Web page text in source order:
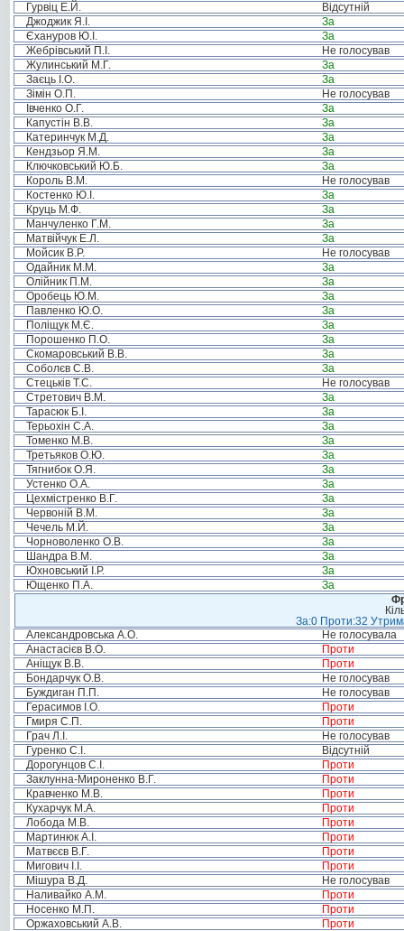
Гурвіц Е.Й.
Відсутній
Джоджик Я.І.
За
Єхануров Ю.І.
За
Жебрівський П.І.
Не голосував
Жулинський М.Г.
За
Заєць І.О.
За
Зімін О.П.
Не голосував
Івченко О.Г.
За
Капустін В.В.
За
Катеринчук М.Д.
За
Кендзьор Я.М.
За
Ключковський Ю.Б.
За
Король В.М.
Не голосував
Костенко Ю.І.
За
Круць М.Ф.
За
Манчуленко Г.М.
За
Матвійчук Е.Л.
За
Мойсик В.Р.
Не голосував
Одайник М.М.
За
Олійник П.М.
За
Оробець Ю.М.
За
Павленко Ю.О.
За
Поліщук М.Є.
За
Порошенко П.О.
За
Скомаровський В.В.
За
Соболєв С.В.
За
Стецьків Т.С.
Не голосував
Стретович В.М.
За
Тарасюк Б.І.
За
Терьохін С.А.
За
Томенко М.В.
За
Третьяков О.Ю.
За
Тягнибок О.Я.
За
Устенко О.А.
За
Цехмістренко В.Г.
За
Червоній В.М.
За
Чечель М.Й.
За
Чорноволенко О.В.
За
Шандра В.М.
За
Юхновський І.Р.
За
Ющенко П.А.
За
За:0 Проти:32
Александровська А.О.
Не голосувала
Анастасієв В.О.
Проти
Аніщук В.В.
Проти
Бондарчук О.В.
Не голосував
Буждиган П.П.
Не голосував
Герасимов І.О.
Проти
Гмиря С.П.
Проти
Грач Л.І.
Не голосував
Гуренко С.І.
Відсутній
Дорогунцов С.І.
Проти
Заклунна-Мироненко В.Г.
Проти
Кравченко М.В.
Проти
Кухарчук М.А.
Проти
Лобода М.В.
Проти
Мартинюк А.І.
Проти
Матвєєв В.Г.
Проти
Мигович І.І.
Проти
Мішура В.Д.
Не голосував
Наливайко А.М.
Проти
Носенко М.П.
Проти
Оржаховський А.В.
Проти